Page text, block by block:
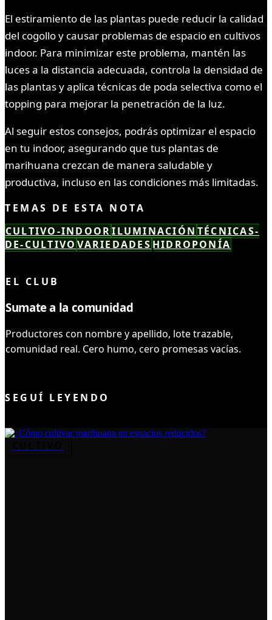
El estiramiento de las plantas puede reducir la calidad
del cogollo y causar problemas de espacio en cultivos
indoor. Para minimizar este problema, mantén las
luces a la distancia adecuada, controla la densidad de
las plantas y aplica técnicas de poda selectiva como el
topping para mejorar la penetración de la luz.
Al seguir estos consejos, podrás optimizar el espacio
en tu indoor, asegurando que tus plantas de
marihuana crezcan de manera saludable y
productiva, incluso en las condiciones más limitadas.
TEMAS DE ESTA NOTA
CULTIVO-INDOORILUMINACIÓN TÉCNICAS-
DE-CULTIVO VARIEDADES HIDROPONÍA
EL CLUB
Sumate a la comunidad
Productores con nombre y apellido, lote trazable,
comunidad real. Cero humo, cero promesas vacías.
SEGUÍ LEYENDO